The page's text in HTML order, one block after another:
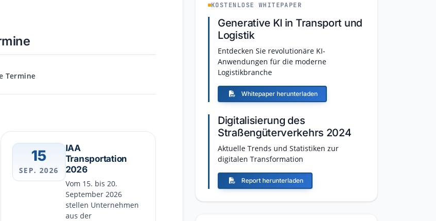
Termine
15
SEP. 2026
IAA
Transportation
2026
Vom 15. bis 20.
September 2026
stellen Unternehmen
aus der
KOSTENLOSE WHITEPAPER
Generative KI in Transport und
Logistik
Entdecken Sie revolutionäre KI-
Anwendungen für die moderne
Logistikbranche
Whitepaper herunterladen
Digitalisierung des
Straßengüterverkehrs 2024
Aktuelle Trends und Statistiken zur
digitalen Transformation
Report herunterladen